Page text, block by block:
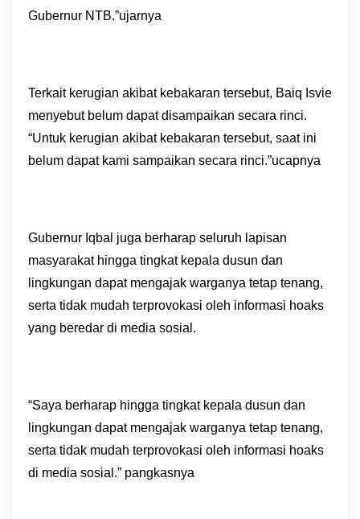
Gubernur NTB.”ujarnya
Terkait kerugian akibat kebakaran tersebut, Baiq Isvie
menyebut belum dapat disampaikan secara rinci.
“Untuk kerugian akibat kebakaran tersebut, saat ini
belum dapat kami sampaikan secara rinci.”ucapnya
Gubernur Iqbal juga berharap seluruh lapisan
masyarakat hingga tingkat kepala dusun dan
lingkungan dapat mengajak warganya tetap tenang,
serta tidak mudah terprovokasi oleh informasi hoaks
yang beredar di media sosial.
“Saya berharap hingga tingkat kepala dusun dan
lingkungan dapat mengajak warganya tetap tenang,
serta tidak mudah terprovokasi oleh informasi hoaks
di media sosial.” pangkasnya